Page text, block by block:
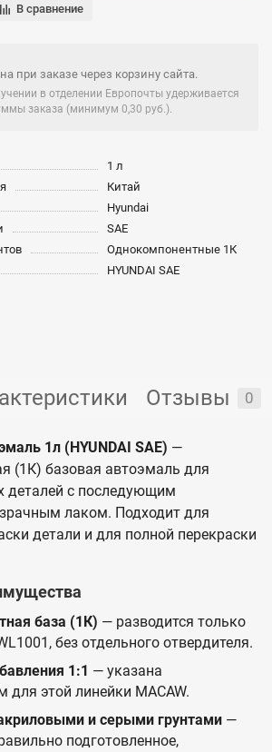
В сравнение
при заказе через корзину сайта.
в отделении Европочты удерживается
заказа (минимум 0,30 руб.).
1 л
Китай
Hyundai
SAE
Однокомпонентные 1К
HYUNDAI SAE
Отзывы 0
1л (HYUNDAI SAE) —
(1К) базовая автоэмаль для
деталей с последующим
лаком. Подходит для
детали и для полной перекраски
база (1К) — разводится только
без отдельного отвердителя.
1:1 — указана
для этой линейки MACAW.
и серыми грунтами —
подготовленное,